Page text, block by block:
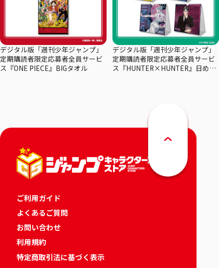
デジタル版「週刊少年ジャンプ」
定期購読者限定応募者全員サービ
ス『ONE PIECE』BIGタオル
デジタル版「週刊少年ジャンプ」
定期購読者限定応募者全員サービ
ス『HUNTER×HUNTER』日めく
ご利用ガイド
よくあるご質問
お問い合わせ
利用規約
特定商取引法に基づく表示